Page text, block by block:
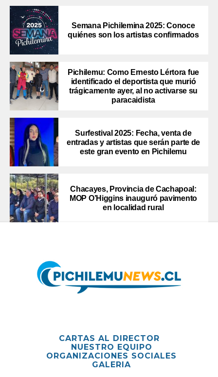
Semana Pichilemina 2025: Conoce
quiénes son los artistas confirmados
Pichilemu: Como Ernesto Lértora fue
identificado el deportista que murió
trágicamente ayer, al no activarse su
paracaidista
Surfestival 2025: Fecha, venta de
entradas y artistas que serán parte de
este gran evento en Pichilemu
Chacayes, Provincia de Cachapoal:
MOP O’Higgins inauguró pavimento
en localidad rural
CARTAS AL DIRECTOR
NUESTRO EQUIPO
ORGANIZACIONES SOCIALES
GALERIA